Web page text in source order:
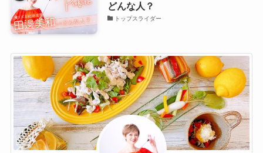
どんな人？
トップスライダー